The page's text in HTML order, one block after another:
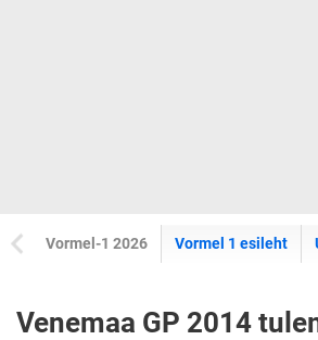
Vormel-1 2026 Vormel 1 esileht
Venemaa GP 2014